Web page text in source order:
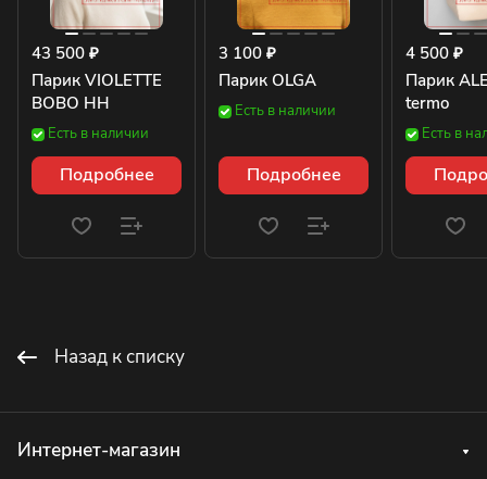
43 500 ₽
Парик VIOLETTE
BOBO HH
Есть в наличии
Подробнее
3 100 ₽
Парик OLGA
Есть в наличии
Подробнее
4 500 ₽
Парик
termo
Есть в
Назад к списку
Интернет-магазин